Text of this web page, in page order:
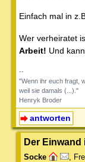
Einfach mal in
Wer verheiratet
Arbeit! Und
--
"Wenn ihr euch fragt,
weil sie damals (...)."
Henryk Broder
antworten
Der Einwand
Socke